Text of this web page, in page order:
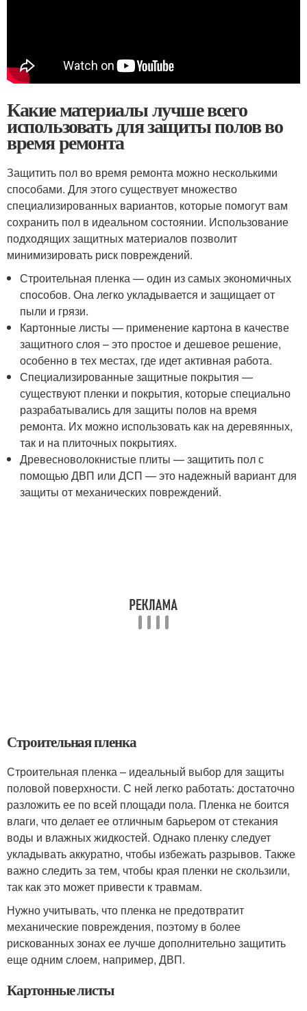
Какие материалы лучше всего
использовать для защиты полов во
время ремонта
Защитить пол во время ремонта можно несколькими
способами. Для этого существует множество
специализированных вариантов, которые помогут вам
сохранить пол в идеальном состоянии. Использование
подходящих защитных материалов позволит
минимизировать риск повреждений.
Строительная пленка — один из самых экономичных
способов. Она легко укладывается и защищает от
пыли и грязи.
Картонные листы — применение картона в качестве
защитного слоя – это простое и дешевое решение,
особенно в тех местах, где идет активная работа.
Специализированные защитные покрытия —
существуют пленки и покрытия, которые специально
разрабатывались для защиты полов на время
ремонта. Их можно использовать как на деревянных,
так и на плиточных покрытиях.
Древесноволокнистые плиты — защитить пол с
помощью ДВП или ДСП — это надежный вариант для
защиты от механических повреждений.
Строительная пленка
Строительная пленка – идеальный выбор для защиты
половой поверхности. С ней легко работать: достаточно
разложить ее по всей площади пола. Пленка не боится
влаги, что делает ее отличным барьером от стекания
воды и влажных жидкостей. Однако пленку следует
укладывать аккуратно, чтобы избежать разрывов. Также
важно следить за тем, чтобы края пленки не скользили,
так как это может привести к травмам.
Нужно учитывать, что пленка не предотвратит
механические повреждения, поэтому в более
рискованных зонах ее лучше дополнительно защитить
еще одним слоем, например, ДВП.
Картонные листы